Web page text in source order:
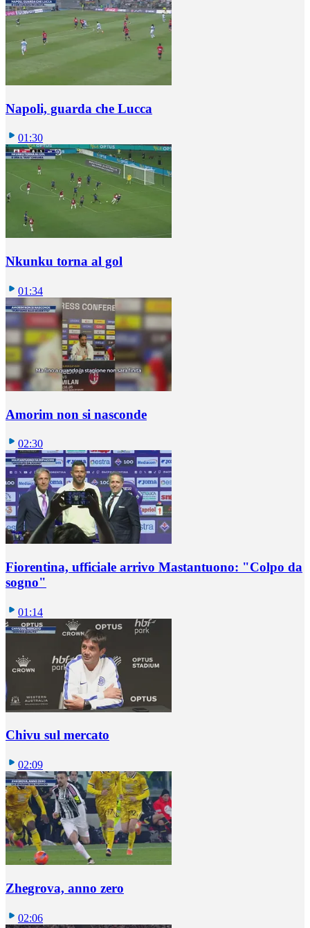
Napoli, guarda che Lucca
01:30
Nkunku torna al gol
01:34
Amorim non si nasconde
02:30
Fiorentina, ufficiale arrivo Mastantuono: "Colpo da
sogno"
01:14
Chivu sul mercato
02:09
Zhegrova, anno zero
02:06